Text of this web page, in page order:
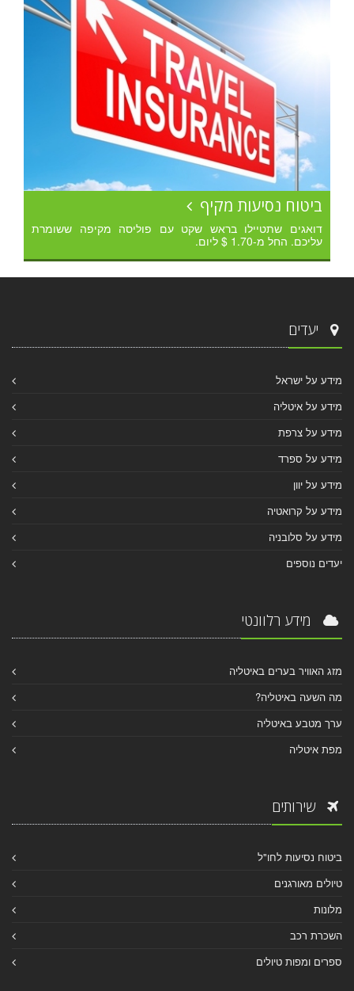
ביטוח נסיעות מקיף
דואגים שתטיילו בראש שקט עם פוליסה מקיפה ששומרת
עליכם. החל מ-1.70 $ ליום.
יעדים
מידע על ישראל
מידע על איטליה
מידע על צרפת
מידע על ספרד
מידע על יוון
מידע על קרואטיה
מידע על סלובניה
יעדים נוספים
מידע רלוונטי
מזג האוויר בערים באיטליה
מה השעה באיטליה?
ערך מטבע באיטליה
מפת איטליה
שירותים
ביטוח נסיעות לחו"ל
טיולים מאורגנים
מלונות
השכרת רכב
ספרים ומפות טיולים